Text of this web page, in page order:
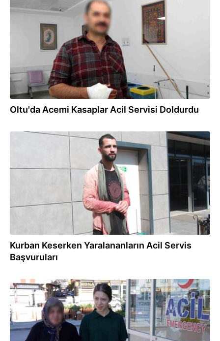
27.05.2026
Oltu'da Acemi Kasaplar Acil Servisi Doldurdu
Kurban Keserken Yaralananların Acil Servis
Başvuruları
27.05.2026